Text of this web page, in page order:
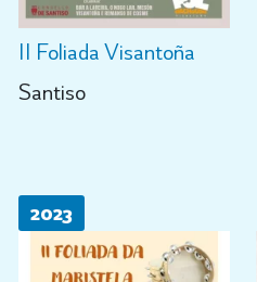
II Foliada Visantoña
Santiso
2023